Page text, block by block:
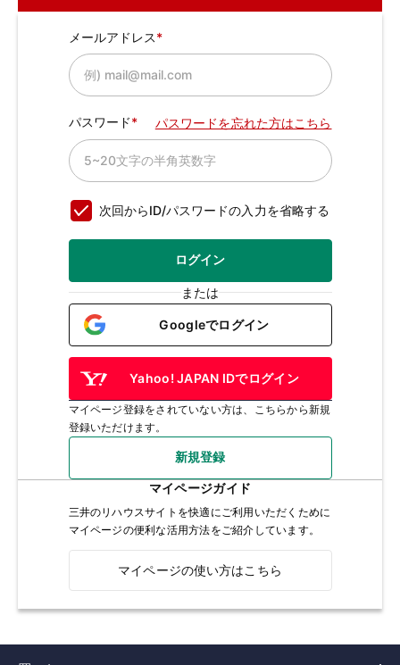
メールアドレス
パスワード パスワードを忘れた方はこちら
次回からID/パスワードの入力を省略する
ログイン
または
Googleでログイン
Yahoo! JAPAN IDでログイン
マイページ登録をされていない方は、こちらから新規
登録いただけます。
新規登録
マイページガイド
三井のリハウスサイトを快適にご利用いただくために
マイページの便利な活用方法をご紹介しています。
マイページの使い方はこちら